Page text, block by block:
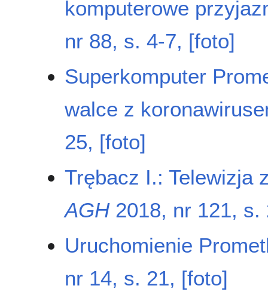
komputerowe
nr 88, s. 4-7, [foto]
Superkomputer
walce z
25, [foto]
Trębacz I.: Telewizja
AGH2018, nr 121, s.
Uruchomienie
nr 14, s. 21, [foto]